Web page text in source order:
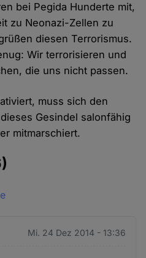
bei Pegida Hunderte mit,
zu Neonazi-Zellen zu
diesen Terrorismus.
Wir terrorisieren und
die uns nicht passen.
muss sich den
Gesindel salonfähig
mitmarschiert.
Mi. 24 Dez 2014 - 13:36